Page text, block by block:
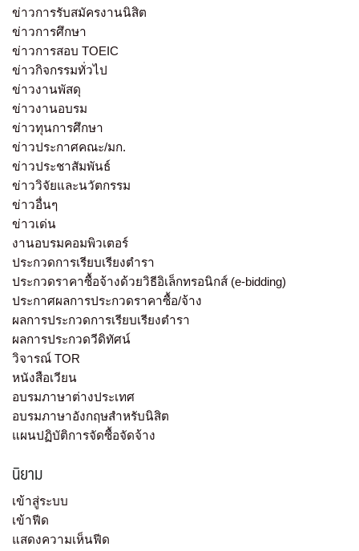
ข่าวการรับสมัครงานนิสิต
ข่าวการศึกษา
ข่าวการสอบ TOEIC
ข่าวกิจกรรมทั่วไป
ข่าวงานพัสดุ
ข่าวงานอบรม
ข่าวทุนการศึกษา
ข่าวประกาศคณะ/มก.
ข่าวประชาสัมพันธ์
ข่าววิจัยและนวัตกรรม
ข่าวอื่นๆ
ข่าวเด่น
งานอบรมคอมพิวเตอร์
ประกวดการเรียบเรียงตำรา
ประกวดราคาซื้อจ้างด้วยวิธีอิเล็กทรอนิกส์ (e-bidding)
ประกาศผลการประกวดราคาซื้อ/จ้าง
ผลการประกวดการเรียบเรียงตำรา
ผลการประกวดวีดิทัศน์
วิจารณ์ TOR
หนังสือเวียน
อบรมภาษาต่างประเทศ
อบรมภาษาอังกฤษสำหรับนิสิต
แผนปฏิบัติการจัดซื้อจัดจ้าง
นิยาม
เข้าสู่ระบบ
เข้าฟีด
แสดงความเห็นฟีด